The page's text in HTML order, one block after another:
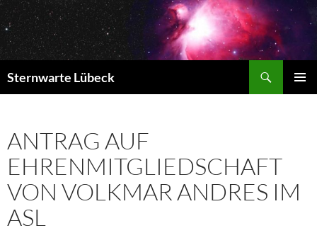
Zum
Inhalt
springen
Sternwarte Lübeck
ANTRAG AUF
EHRENMITGLIEDSCHAFT
VON VOLKMAR ANDRES IM
ASL